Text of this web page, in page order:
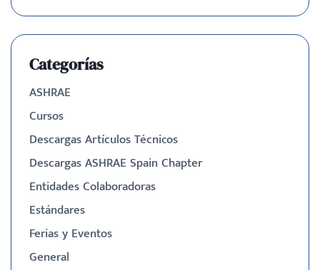
Categorías
ASHRAE
Cursos
Descargas Artículos Técnicos
Descargas ASHRAE Spain Chapter
Entidades Colaboradoras
Estándares
Ferias y Eventos
General